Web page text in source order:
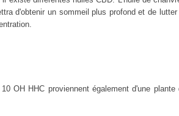
d'obtenir un sommeil plus profond et de
OH HHC proviennent également d'une